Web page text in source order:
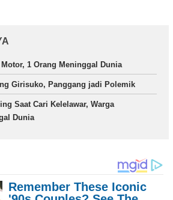
1 Orang Meninggal Dunia
Girisuko, Panggang jadi Polemik
Saat Cari Kelelawar, Warga
Dunia